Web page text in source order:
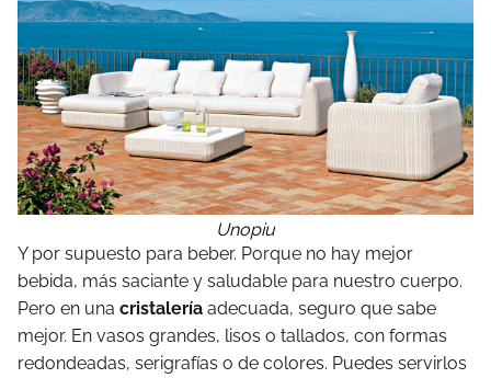
Unopiu
Y por supuesto para beber. Porque no hay mejor
bebida, más saciante y saludable para nuestro cuerpo.
Pero en una cristalería adecuada, seguro que sabe
mejor. En vasos grandes, lisos o tallados, con formas
redondeadas, serigrafías o de colores. Puedes servirlos